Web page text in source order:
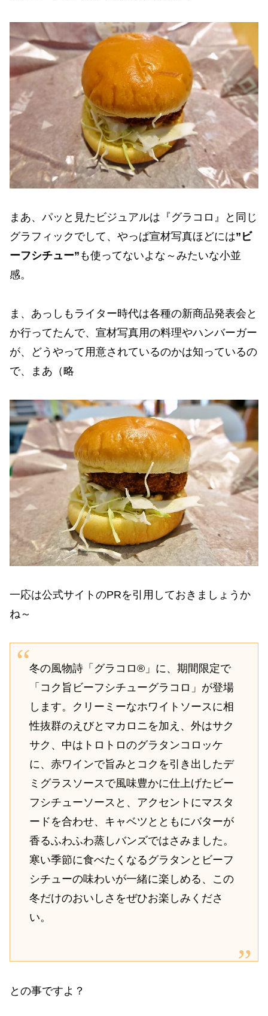
まあ、パッと見たビジュアルは『グラコロ』と同じ
グラフィックでして、やっぱ宣材写真ほどには”ビ
ーフシチュー” も使ってないよな～みたいな小並
感。
ま、あっしもライター時代は各種の新商品発表会と
か行ってたんで、宣材写真用の料理やハンバーガー
が、どうやって用意されているのかは知っているの
で、まあ（略
一応は公式サイトのPRを引用しておきましょうか
ね～
冬の風物詩「グラコロ®」に、期間限定で
「コク旨ビーフシチューグラコロ」が登場
します。クリーミーなホワイトソースに相
性抜群のえびとマカロニを加え、外はサク
サク、中はトロトロのグラタンコロッケ
に、赤ワインで旨みとコクを引き出したデ
ミグラスソースで風味豊かに仕上げたビー
フシチューソースと、アクセントにマスタ
ードを合わせ、キャベツとともにバターが
香るふわふわ蒸しバンズではさみました。
寒い季節に食べたくなるグラタンとビーフ
シチューの味わいが一緒に楽しめる、この
冬だけのおいしさをぜひお楽しみくださ
い。
との事ですよ？